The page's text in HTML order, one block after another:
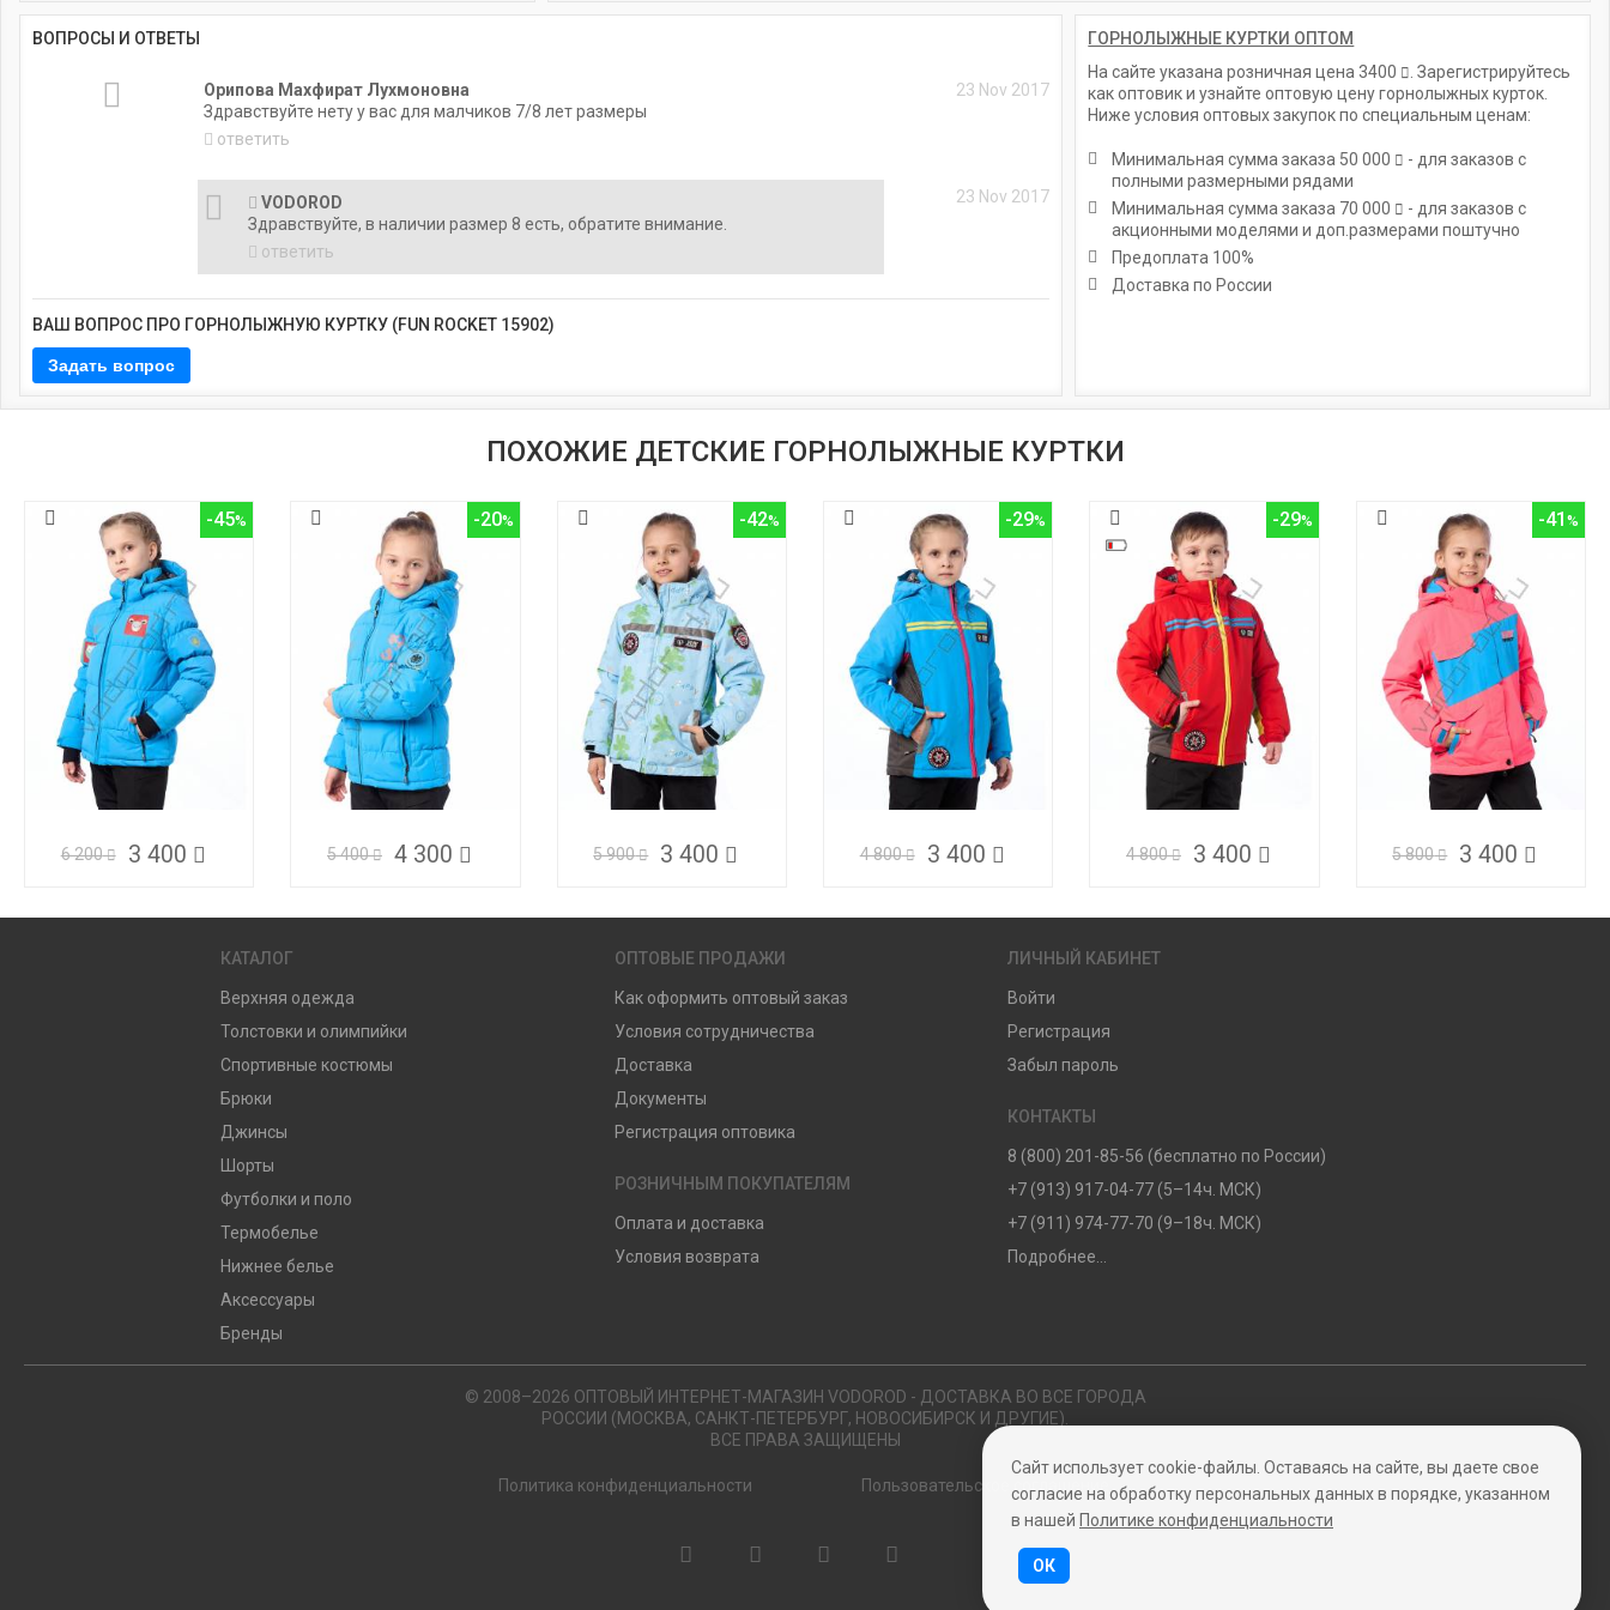
ВОПРОСЫ И ОТВЕТЫ
Орипова Махфират Лухмоновна
Здравствуйте нету у вас для малчиков 7/8 лет размеры
ответить
23 Nov 2017
VODOROD
Здравствуйте, в наличии размер 8 есть, обратите внимание.
ответить
23 Nov 2017
ВАШ ВОПРОС ПРО ГОРНОЛЫЖНУЮ КУРТКУ (FUN ROCKET 15902)
ГОРНОЛЫЖНЫЕ КУРТКИ ОПТОМ
На сайте указана розничная цена 3400
. Зарегистрируйтесь
как оптовик и узнайте оптовую цену горнолыжных курток.
Ниже условия оптовых закупок по специальным ценам:
Минимальная сумма заказа 50 000
- для заказов с
полными размерными рядами
Минимальная сумма заказа 70 000
- для заказов с
акционными моделями и доп.размерами поштучно
Предоплата 100%
Доставка по России
ПОХОЖИЕ ДЕТСКИЕ ГОРНОЛЫЖНЫЕ КУРТКИ
-45
6 200 3 400
-20
5 400 4 300
-42
5 900 3 400
-29
4 800 3 400
-29
4 800 3 400
-41
5 800 3 400
КАТАЛОГ
Верхняя одежда
Толстовки и олимпийки
Спортивные костюмы
Брюки
Джинсы
Шорты
Футболки и поло
Термобелье
Нижнее белье
Аксессуары
Бренды
ОПТОВЫЕ ПРОДАЖИ
Как оформить оптовый заказ
Условия сотрудничества
Доставка
Документы
Регистрация оптовика
РОЗНИЧНЫМ ПОКУПАТЕЛЯМ
Оплата и доставка
Условия возврата
ЛИЧНЫЙ КАБИНЕТ
Войти
Регистрация
Забыл пароль
КОНТАКТЫ
8 (800) 201-85-56 (бесплатно по России)
+7 (913) 917-04-77 (5–14ч. МСК)
+7 (911) 974-77-70 (9–18ч. МСК)
Подробнее...
© 2008–2026 ОПТОВЫЙ ИНТЕРНЕТ-МАГАЗИН VODOROD - ДОСТАВКА ВО ВСЕ ГОРОДА
РОССИИ (МОСКВА, САНКТ-ПЕТЕРБУРГ, НОВОСИБИРСК И ДРУГИЕ).
ВСЕ ПРАВА ЗАЩИЩЕНЫ
Политика конфиденциальности Пользовательское соглашение
Сайт использует cookie-файлы. Оставаясь на сайте, вы даете свое
согласие на обработку персональных данных в порядке, указанном
в нашей Политике конфиденциальности
ОК